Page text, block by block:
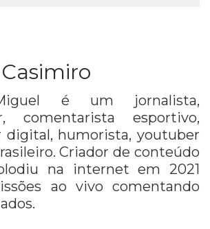
é um jornalista,
comentarista esportivo,
digital, humorista, youtuber
Criador de conteúdo
na internet em 2021
ao vivo comentando